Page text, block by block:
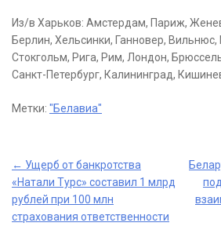
Из/в Харьков: Амстердам, Париж,
Берлин, Хельсинки, Ганновер,
Стокгольм, Рига, Рим, Лондон,
Санкт-Петербург, Калининград,
Метки: "Белавиа"
Post
navigation
← Ущерб от банкротства
«Натали Турс» составил 1 млрд
рублей при 100 млн
страхования ответственности